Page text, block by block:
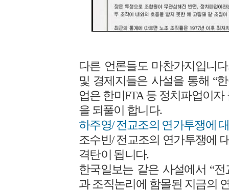
다른 언론들도 마찬가지입니
및 경제지들은 사설을 통해 “
업은 한미FTA 등 정치파업이
을 되풀이 합니다.
하주영/ 전교조의 연가투쟁에
조수빈/ 전교조의 연가투쟁에
격탄이 됩니다.
한국일보는 같은 사설에서 “
과 조직논리에 함몰된 지금의